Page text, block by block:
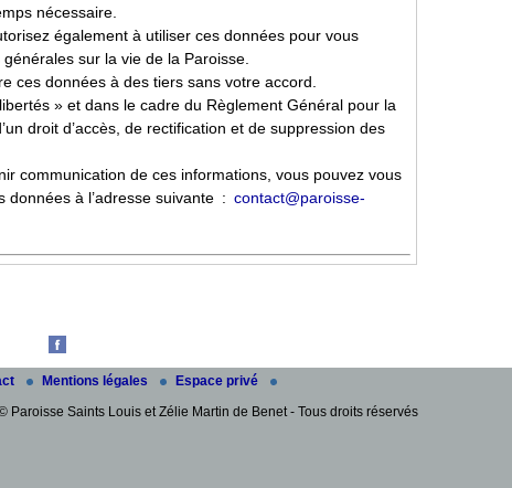
nécessaire.
également à utiliser ces données pour vous
sur la vie de la Paroisse.
ces données à des tiers sans votre accord.
» et dans le cadre du Règlement Général pour la
droit d’accès, de rectification et de suppression des
communication de ces informations, vous pouvez vous
à l’adresse suivante : contact@paroisse-
Mentions légales
Espace privé
Paroisse Saints Louis et Zélie Martin de Benet - Tous droits réservés